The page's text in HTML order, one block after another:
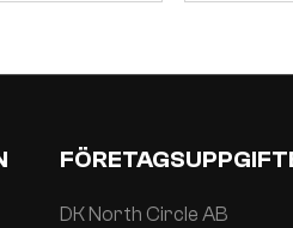
DK North Circle AB